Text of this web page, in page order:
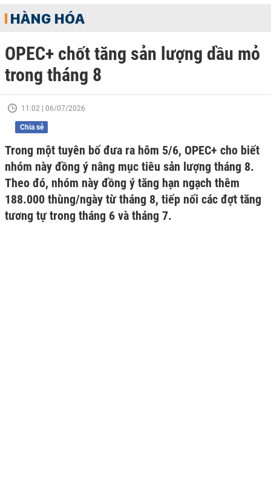
HÀNG HÓA
OPEC+ chốt tăng sản lượng dầu mỏ
trong tháng 8
11:02 | 06/07/2026
Chia sẻ
Trong một tuyên bố đưa ra hôm 5/6, OPEC+ cho biết
nhóm này đồng ý nâng mục tiêu sản lượng tháng 8.
Theo đó, nhóm này đồng ý tăng hạn ngạch thêm
188.000 thùng/ngày từ tháng 8, tiếp nối các đợt tăng
tương tự trong tháng 6 và tháng 7.